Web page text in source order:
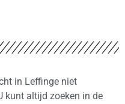
in Leffinge niet
kunt altijd zoeken in de